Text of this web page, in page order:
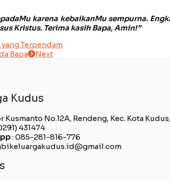
karena kebaikanMu sempurna.
Kristus. Terima kasih Bapa, Amin!”
yang Terpendam
Bapa Next
Kudus
Kusmanto No.12A, Rendeng, Kec. Kota
431474
: 085-281-816-776